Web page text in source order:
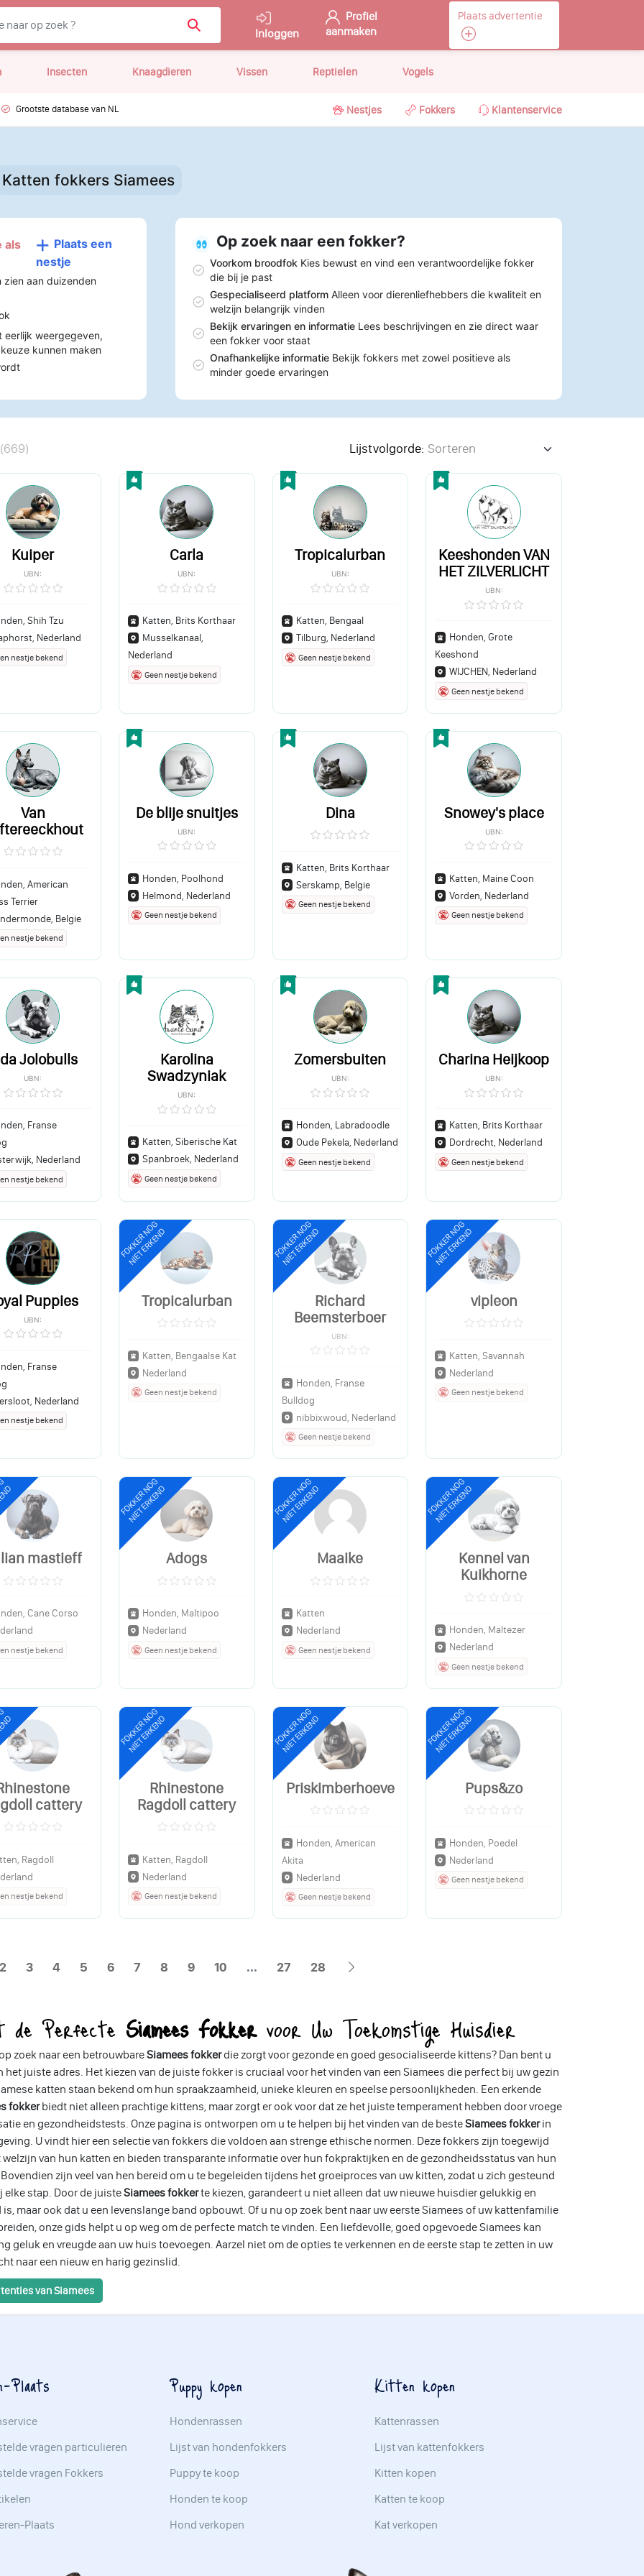
Inloggen
Profiel
aanmaken
Plaats advertentie
Insecten Knaagdieren Vissen Reptielen Vogels
Grootste database van NL Nestjes Fokkers Klantenservice
Katten fokkers Siamees
als
Plaats een
nestje
zien aan duizenden
eerlijk weergegeven,
kunnen maken
Op zoek naar een fokker?
Voorkom broodfok Kies bewust en vind een verantwoordelijke fokker
die bij je past
Gespecialiseerd platform Alleen voor dierenliefhebbers die kwaliteit en
welzijn belangrijk vinden
Bekijk ervaringen en informatie Lees beschrijvingen en zie direct waar
een fokker voor staat
Onafhankelijke informatie Bekijk fokkers met zowel positieve als
minder goede ervaringen
(669) Lijstvolgorde:
Kuiper
UBN:
Shih Tzu
Nederland
nestje bekend
Carla
UBN:
Katten, Brits Korthaar
Musselkanaal,
Nederland
Geen nestje bekend
Tropicalurban
UBN:
Katten, Bengaal
Tilburg, Nederland
Geen nestje bekend
Keeshonden VAN
HET ZILVERLICHT
UBN:
Honden, Grote
Keeshond
WIJCHEN, Nederland
Geen nestje bekend
Van
American
Terrier
Belgie
nestje bekend
De blije snuitjes
UBN:
Honden, Poolhond
Helmond, Nederland
Geen nestje bekend
Dina
Katten, Brits Korthaar
Serskamp, Belgie
Geen nestje bekend
Snowey's place
UBN:
Katten, Maine Coon
Vorden, Nederland
Geen nestje bekend
Jolobulls
UBN:
Franse
Nederland
nestje bekend
Karolina
Swadzyniak
UBN:
Katten, Siberische Kat
Spanbroek, Nederland
Geen nestje bekend
Zomersbuiten
UBN:
Honden, Labradoodle
Oude Pekela, Nederland
Geen nestje bekend
Charina Heijkoop
UBN:
Katten, Brits Korthaar
Dordrecht, Nederland
Geen nestje bekend
Puppies
UBN:
Franse
Nederland
nestje bekend
FOKKER NOG
NIET ERKEND
Tropicalurban
Katten, Bengaalse Kat
Nederland
Geen nestje bekend
FOKKER NOG
NIET ERKEND
Richard
Beemsterboer
UBN:
Honden, Franse
Bulldog
nibbixwoud, Nederland
Geen nestje bekend
FOKKER NOG
NIET ERKEND
vipleon
Katten, Savannah
Nederland
Geen nestje bekend
mastieff
Cane Corso
nestje bekend
FOKKER NOG
NIET ERKEND
Adogs
Honden, Maltipoo
Nederland
Geen nestje bekend
FOKKER NOG
NIET ERKEND
Maaike
Katten
Nederland
Geen nestje bekend
FOKKER NOG
NIET ERKEND
Kennel van
Kuikhorne
Honden, Maltezer
Nederland
Geen nestje bekend
cattery
Ragdoll
nestje bekend
FOKKER NOG
NIET ERKEND
Rhinestone
Ragdoll cattery
Katten, Ragdoll
Nederland
Geen nestje bekend
FOKKER NOG
NIET ERKEND
Priskimberhoeve
Honden, American
Akita
Nederland
Geen nestje bekend
FOKKER NOG
NIET ERKEND
Pups&zo
Honden, Poedel
Nederland
Geen nestje bekend
2 3 4 5 6 7 8 9 10 ... 27 28
de Perfecte Siamees Fokkervoor Uw Toekomstige Huisdier
zoek naar een betrouwbareSiamees fokkerdie zorgt voor gezonde en goed gesocialiseerde kittens? Dan bent u
het juiste adres. Het kiezen van de juiste fokker is cruciaal voor het vinden van een Siamees die perfect bij uw gezin
katten staan bekend om hun spraakzaamheid, unieke kleuren en speelse persoonlijkheden. Een erkende
fokkerbiedt niet alleen prachtige kittens, maar zorgt er ook voor dat ze het juiste temperament hebben door vroege
en gezondheidstests. Onze pagina is ontworpen om u te helpen bij het vinden van de besteSiamees fokkerin
U vindt hier een selectie van fokkers die voldoen aan strenge ethische normen. Deze fokkers zijn toegewijd
welzijn van hun katten en bieden transparante informatie over hun fokpraktijken en de gezondheidsstatus van hun
zijn veel van hen bereid om u te begeleiden tijdens het groeiproces van uw kitten, zodat u zich gesteund
elke stap. Door de juisteSiamees fokkerte kiezen, garandeert u niet alleen dat uw nieuwe huisdier gelukkig en
is, maar ook dat u een levenslange band opbouwt. Of u nu op zoek bent naar uw eerste Siamees of uw kattenfamilie
onze gids helpt u op weg om de perfecte match te vinden. Een liefdevolle, goed opgevoede Siamees kan
geluk en vreugde aan uw huis toevoegen. Aarzel niet om de opties te verkennen en de eerste stap te zetten in uw
naar een nieuw en harig gezinslid.
van Siamees
Plaats
vragen particulieren
vragen Fokkers
Plaats
Puppy kopen
Hondenrassen
Lijst van hondenfokkers
Puppy te koop
Honden te koop
Hond verkopen
Kitten kopen
Kattenrassen
Lijst van kattenfokkers
Kitten kopen
Katten te koop
Kat verkopen